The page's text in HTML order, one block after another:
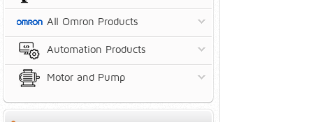
All Omron Products
Automation Products
Motor and Pump